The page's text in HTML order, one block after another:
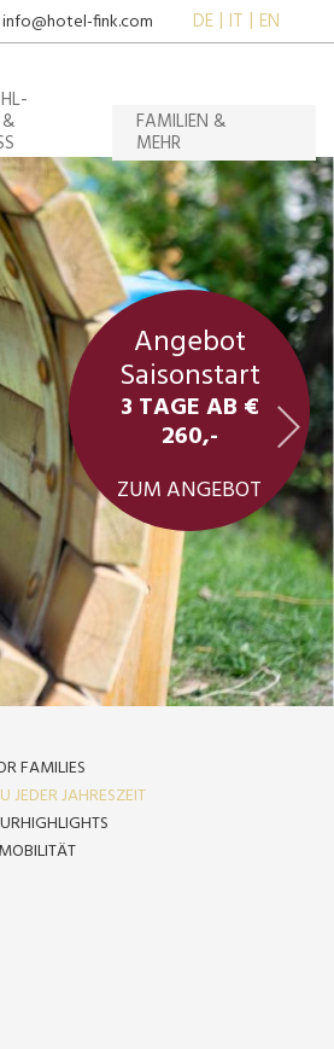
info@hotel-fink.com DE IT EN
FAMILIEN &
MEHR
Angebot
Saisonstart
3 TAGE AB €
260,-
ZUM ANGEBOT
FAMILIES
JEDER JAHRESZEIT
MOBILITÄT